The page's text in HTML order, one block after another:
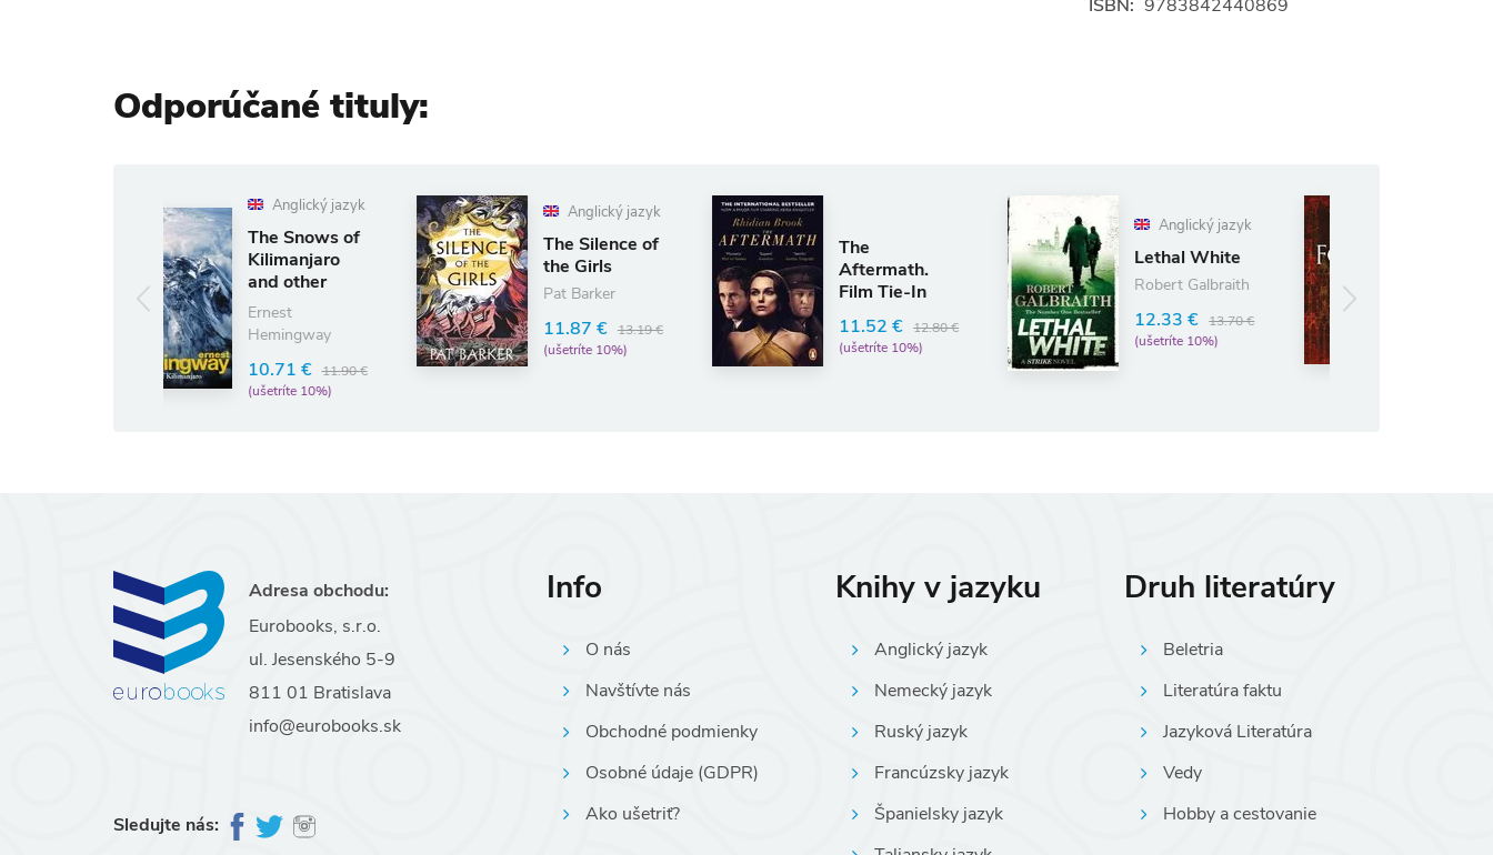
ISBN: 9783842440869
Odporúčané tituly:
Anglický jazyk
The Snows of
and other
11.90 €
Anglický jazyk
The Silence of
the Girls
Pat Barker
11.87 € 13.19 €
(ušetríte 10%)
Aftermath.
Film Tie-In
11.52 €
12.80 €
(ušetríte 10%)
Anglický jazyk
Lethal White
Robert Galbraith
12.33 € 13.70 €
(ušetríte 10%)
The Pillars of
the Earth
13.19 € 14.65 €
(ušetríte 10%)
Adresa obchodu:
Eurobooks, s.r.o.
ul. Jesenského 5-9
811 01 Bratislava
info@eurobooks.sk
Sledujte nás:
Info
O nás
Navštívte nás
Obchodné podmienky
Osobné údaje (GDPR)
Ako ušetriť?
Knihy v jazyku
Anglický jazyk
Nemecký jazyk
Ruský jazyk
Francúzsky jazyk
Španielsky jazyk
Druh literatúry
Beletria
Literatúra faktu
Jazyková Literatúra
Vedy
Hobby a cestovanie